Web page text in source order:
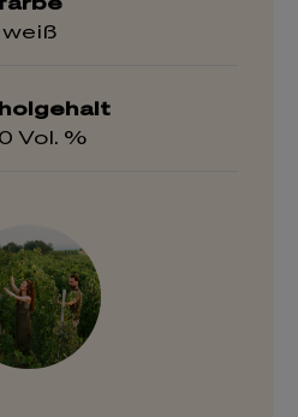
weiß
Vol. %